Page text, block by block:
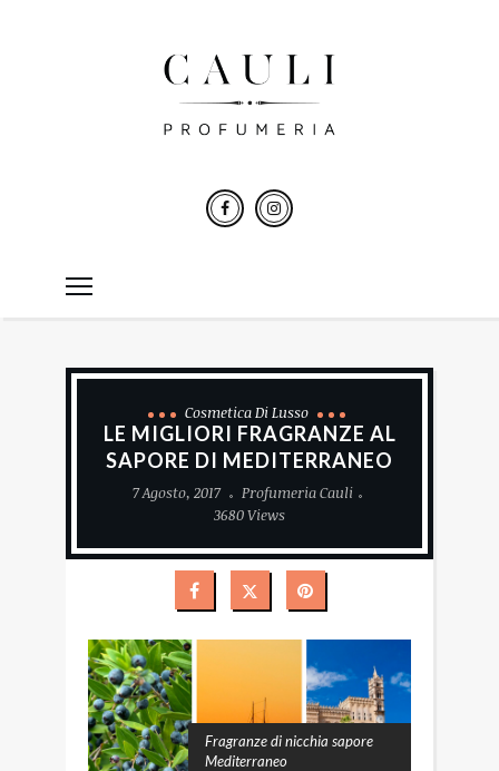
Cosmetica Di Lusso
LE MIGLIORI FRAGRANZE AL
SAPORE DI MEDITERRANEO
7 Agosto, 2017
Profumeria Cauli
3680 Views
Fragranze di nicchia sapore
Mediterraneo